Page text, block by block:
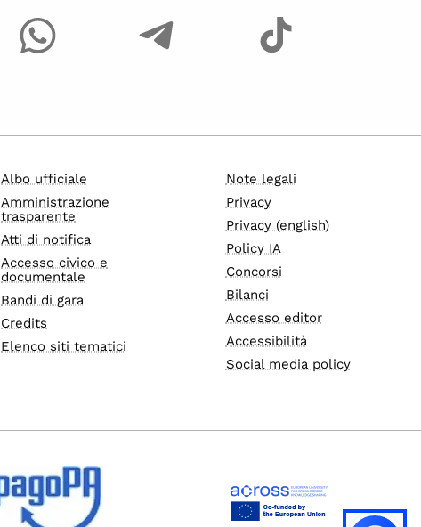
Albo ufficiale
Amministrazione
trasparente
Atti di notifica
Accesso civico e
documentale
Bandi di gara
Credits
Elenco siti tematici
Note legali
Privacy
Privacy (english)
Policy IA
Concorsi
Bilanci
Accesso editor
Accessibilità
Social media policy